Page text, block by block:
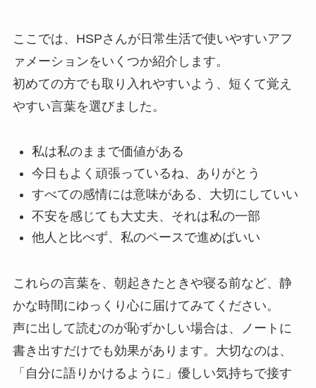
ここでは、HSPさんが日常生活で使いやすいアフ
ァメーションをいくつか紹介します。
初めての方でも取り入れやすいよう、短くて覚え
やすい言葉を選びました。
私は私のままで価値がある
今日もよく頑張っているね、ありがとう
すべての感情には意味がある、大切にしていい
不安を感じても大丈夫、それは私の一部
他人と比べず、私のペースで進めばいい
これらの言葉を、朝起きたときや寝る前など、静
かな時間にゆっくり心に届けてみてください。
声に出して読むのが恥ずかしい場合は、ノートに
書き出すだけでも効果があります。大切なのは、
「自分に語りかけるように」優しい気持ちで接す